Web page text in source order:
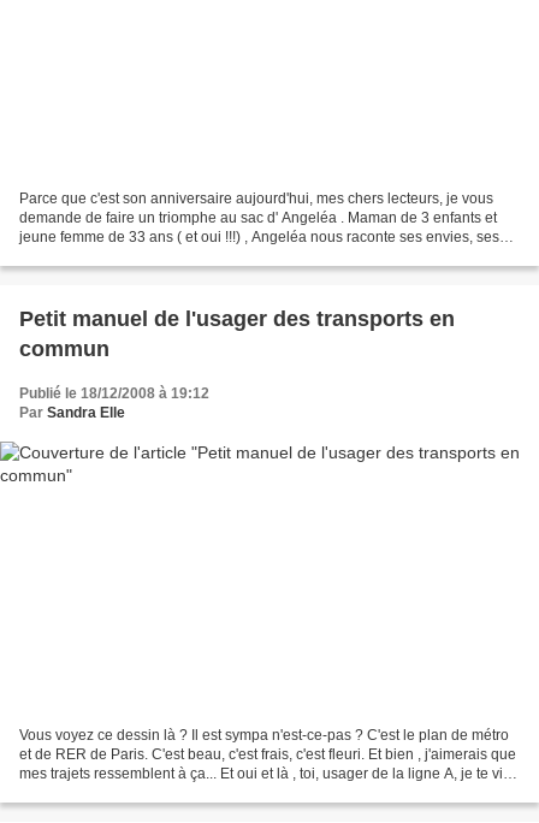
Parce que c'est son anniversaire aujourd'hui, mes chers lecteurs, je vous
demande de faire un triomphe au sac d' Angeléa . Maman de 3 enfants et
jeune femme de 33 ans ( et oui !!!) , Angeléa nous raconte ses envies, ses
Petit manuel de l'usager des transports en
commun
Publié le 18/12/2008 à 19:12
Par Sandra Elle
Vous voyez ce dessin là ? Il est sympa n'est-ce-pas ? C'est le plan de métro
et de RER de Paris. C'est beau, c'est frais, c'est fleuri. Et bien , j'aimerais que
mes trajets ressemblent à ça... Et oui et là , toi, usager de la ligne A, je te vise